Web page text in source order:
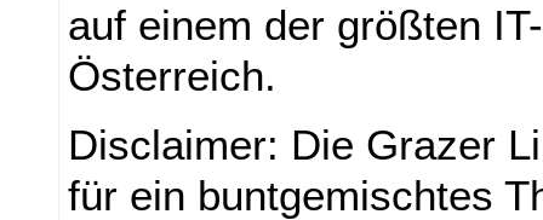
auf einem der größten
Österreich.
Disclaimer: Die Grazer
für ein buntgemischtes